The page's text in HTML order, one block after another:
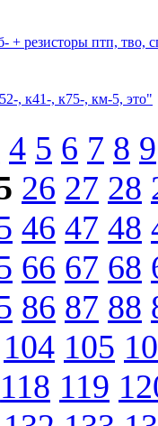
резисторы птп, тво,
, к41-, к75-, км-5, это"
4 5 6 7 8 9
26 27 28
46 47 48
66 67 68
86 87 88
104 105
118 119